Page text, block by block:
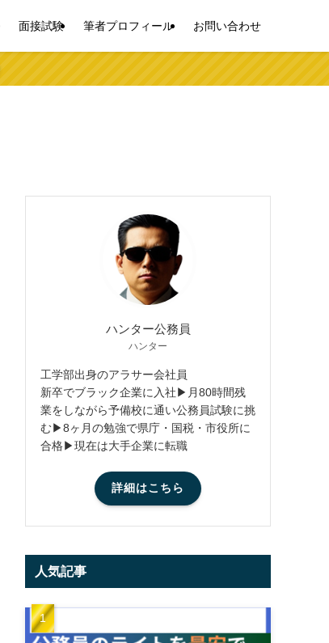
面接試験 筆者プロフィール お問い合わせ
ハンター公務員
ハンター
工学部出身のアラサー会社員
新卒でブラック企業に入社▶月80時間残
業をしながら予備校に通い公務員試験に挑
む▶8ヶ月の勉強で県庁・国税・市役所に
合格▶現在は大手企業に転職
詳細はこちら
人気記事